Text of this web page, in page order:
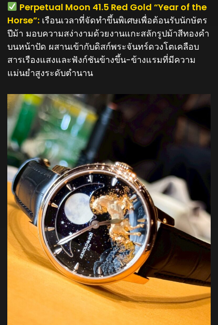
️ Perpetual Moon 41.5 Red Gold “Year of the
Horse”: เรือนเวลาที่จัดทำขึ้นพิเศษเพื่อต้อนรับนักษัตร
ปีม้า มอบความสง่างามด้วยงานแกะสลักรูปม้าสีทองคำ
บนหน้าปัด ผสานเข้ากับดิสก์พระจันทร์ดวงโตเคลือบ
สารเรืองแสงและฟังก์ชันข้างขึ้น-ข้างแรมที่มีความ
แม่นยำสูงระดับตำนาน